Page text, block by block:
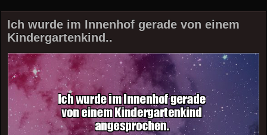
Ich wurde im Innenhof gerade von einem
Kindergartenkind..